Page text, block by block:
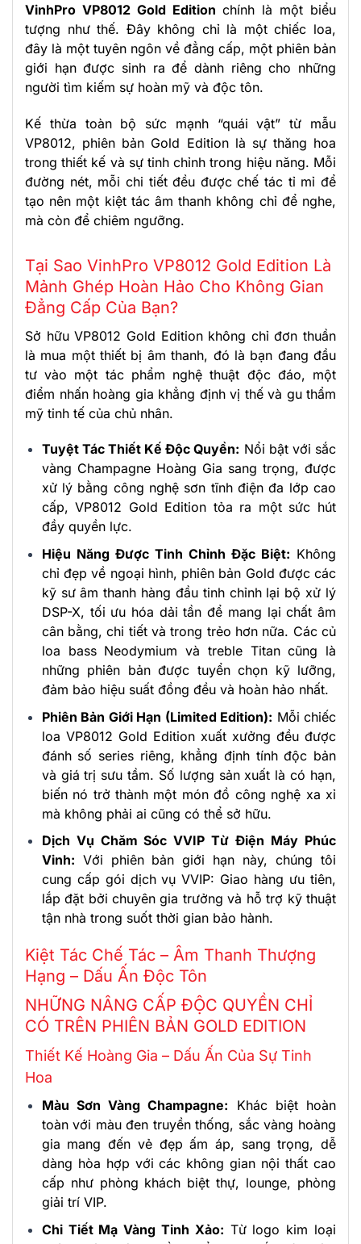
VinhPro VP8012 Gold Edition chính là một biểu
tượng như thế. Đây không chỉ là một chiếc loa,
đây là một tuyên ngôn về đẳng cấp, một phiên bản
giới hạn được sinh ra để dành riêng cho những
người tìm kiếm sự hoàn mỹ và độc tôn.
Kế thừa toàn bộ sức mạnh “quái vật” từ mẫu
VP8012, phiên bản Gold Edition là sự thăng hoa
trong thiết kế và sự tinh chỉnh trong hiệu năng. Mỗi
đường nét, mỗi chi tiết đều được chế tác tỉ mỉ để
tạo nên một kiệt tác âm thanh không chỉ để nghe,
mà còn để chiêm ngưỡng.
Tại Sao VinhPro VP8012 Gold Edition Là
Mảnh Ghép Hoàn Hảo Cho Không Gian
Đẳng Cấp Của Bạn?
Sở hữu VP8012 Gold Edition không chỉ đơn thuần
là mua một thiết bị âm thanh, đó là bạn đang đầu
tư vào một tác phẩm nghệ thuật độc đáo, một
điểm nhấn hoàng gia khẳng định vị thế và gu thẩm
mỹ tinh tế của chủ nhân.
Tuyệt Tác Thiết Kế Độc Quyền: Nổi bật với sắc
vàng Champagne Hoàng Gia sang trọng, được
xử lý bằng công nghệ sơn tĩnh điện đa lớp cao
cấp, VP8012 Gold Edition tỏa ra một sức hút
đầy quyền lực.
Hiệu Năng Được Tinh Chỉnh Đặc Biệt: Không
chỉ đẹp về ngoại hình, phiên bản Gold được các
kỹ sư âm thanh hàng đầu tinh chỉnh lại bộ xử lý
DSP-X, tối ưu hóa dải tần để mang lại chất âm
cân bằng, chi tiết và trong trẻo hơn nữa. Các củ
loa bass Neodymium và treble Titan cũng là
những phiên bản được tuyển chọn kỹ lưỡng,
đảm bảo hiệu suất đồng đều và hoàn hảo nhất.
Phiên Bản Giới Hạn (Limited Edition): Mỗi chiếc
loa VP8012 Gold Edition xuất xưởng đều được
đánh số series riêng, khẳng định tính độc bản
và giá trị sưu tầm. Số lượng sản xuất là có hạn,
biến nó trở thành một món đồ công nghệ xa xỉ
mà không phải ai cũng có thể sở hữu.
Dịch Vụ Chăm Sóc VVIP Từ Điện Máy Phúc
Vinh: Với phiên bản giới hạn này, chúng tôi
cung cấp gói dịch vụ VVIP: Giao hàng ưu tiên,
lắp đặt bởi chuyên gia trưởng và hỗ trợ kỹ thuật
tận nhà trong suốt thời gian bảo hành.
Kiệt Tác Chế Tác – Âm Thanh Thượng
Hạng – Dấu Ấn Độc Tôn
NHỮNG NÂNG CẤP ĐỘC QUYỀN CHỈ
CÓ TRÊN PHIÊN BẢN GOLD EDITION
Thiết Kế Hoàng Gia – Dấu Ấn Của Sự Tinh
Hoa
Màu Sơn Vàng Champagne: Khác biệt hoàn
toàn với màu đen truyền thống, sắc vàng hoàng
gia mang đến vẻ đẹp ấm áp, sang trọng, dễ
dàng hòa hợp với các không gian nội thất cao
cấp như phòng khách biệt thự, lounge, phòng
giải trí VIP.
Chi Tiết Mạ Vàng Tinh Xảo: Từ logo kim loại